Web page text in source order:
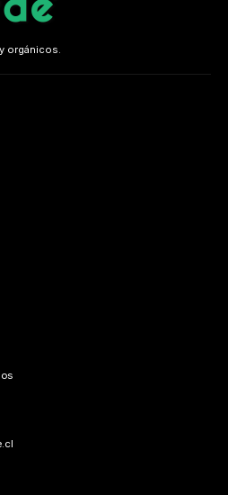
orgánicos.